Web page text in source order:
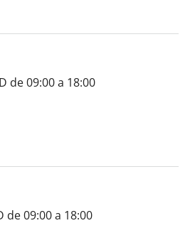
de 09:00 a 18:00
de 09:00 a 18:00